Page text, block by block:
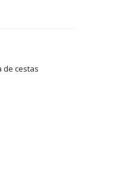
de cestas